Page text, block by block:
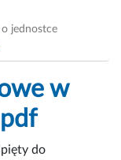
o jednostce
w
do